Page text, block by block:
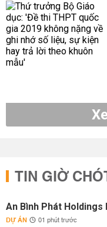
TIN GIỜ
An Bình Phát Holdings
DỰ ÁN 01 phút trước